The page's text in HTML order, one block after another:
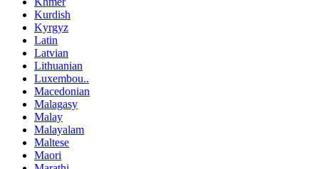
Kurdish
Kyrgyz
Latin
Latvian
Lithuanian
Luxembou..
Macedonian
Malagasy
Malay
Malayalam
Maltese
Maori